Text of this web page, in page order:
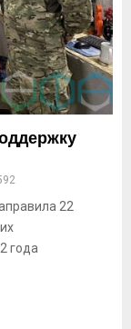
22
года